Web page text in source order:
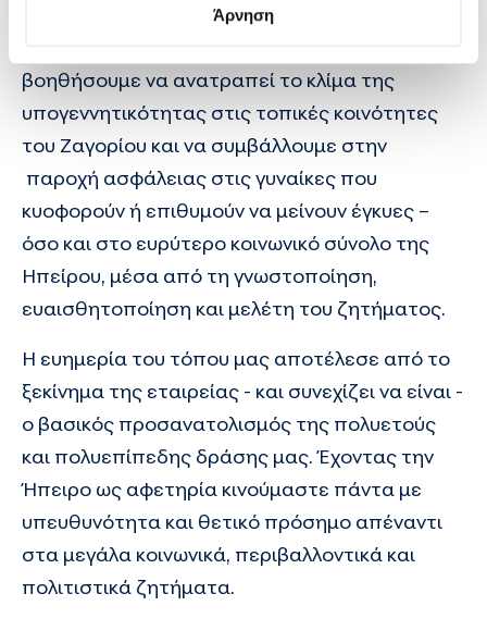
Άρνηση
Με αυτή τη δράση, έχοντας πολύτιμο
βοηθήσουμε να ανατραπεί το κλίμα της
υπογεννητικότητας στις τοπικές κοινότητες
του Ζαγορίου και να συμβάλλουμε στην
παροχή ασφάλειας στις γυναίκες που
κυοφορούν ή επιθυμούν να μείνουν έγκυες –
όσο και στο ευρύτερο κοινωνικό σύνολο της
Ηπείρου, μέσα από τη γνωστοποίηση,
ευαισθητοποίηση και μελέτη του ζητήματος.
Η ευημερία του τόπου μας αποτέλεσε από το
ξεκίνημα της εταιρείας - και συνεχίζει να είναι -
ο βασικός προσανατολισμός της πολυετούς
και πολυεπίπεδης δράσης μας. Έχοντας την
Ήπειρο ως αφετηρία κινούμαστε πάντα με
υπευθυνότητα και θετικό πρόσημο απέναντι
στα μεγάλα κοινωνικά, περιβαλλοντικά και
πολιτιστικά ζητήματα.